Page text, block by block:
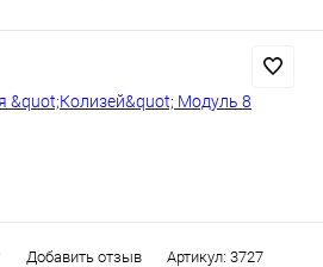
Добавить отзыв Артикул: 3727